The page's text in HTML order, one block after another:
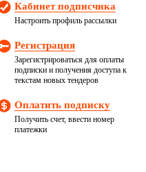
Кабинет подписчика
Настроить профиль рассылки
Регистрация
Зарегистрироваться для оплаты
подписки и получения доступа к
текстам новых тендеров
Оплатить подписку
Получить счет, ввести номер
платежки